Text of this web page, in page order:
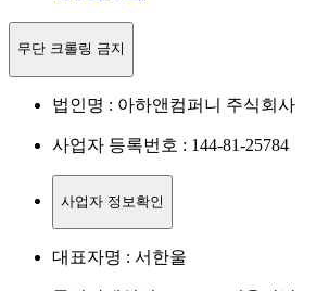
무단 크롤링 금지
법인명 : 아하앤컴퍼니 주식회사
사업자 등록번호 : 144-81-25784
사업자 정보확인
대표자명 : 서한울